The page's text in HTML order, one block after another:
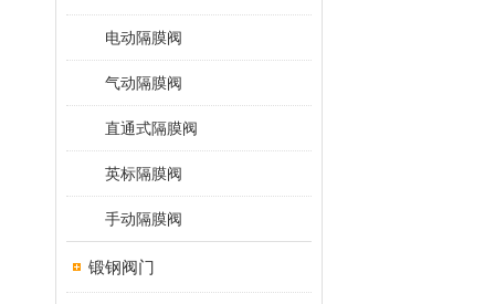
电动隔膜阀
气动隔膜阀
直通式隔膜阀
英标隔膜阀
手动隔膜阀
锻钢阀门